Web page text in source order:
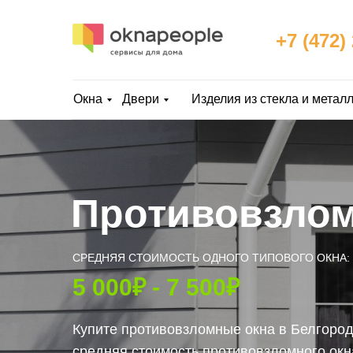
+7 (472)
Окна Двери Изделия из стекла и
Купите противовзломные окна в
СРЕДНЯЯ СТОИМОСТЬ ОДНОГО ТИПОВОГО ОКНА:
5 000₽ - 7 500₽